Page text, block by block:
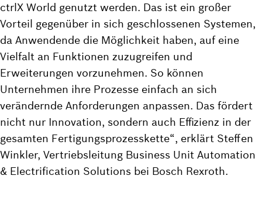
ctrlX World genutzt werden. Das ist ein großer
Vorteil gegenüber in sich geschlossenen Systemen,
da Anwendende die Möglichkeit haben, auf eine
Vielfalt an Funktionen zuzugreifen und
Erweiterungen vorzunehmen. So können
Unternehmen ihre Prozesse einfach an sich
verändernde Anforderungen anpassen. Das fördert
nicht nur Innovation, sondern auch Effizienz in der
gesamten Fertigungsprozesskette“, erklärt Steffen
Winkler, Vertriebsleitung Business Unit Automation
& Electrification Solutions bei Bosch Rexroth.